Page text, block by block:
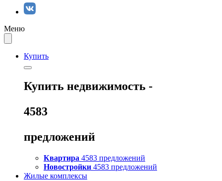
Меню
Купить
Купить недвижимость -
4583
предложений
Квартира 4583 предложений
Новостройки 4583 предложений
Жилые комплексы